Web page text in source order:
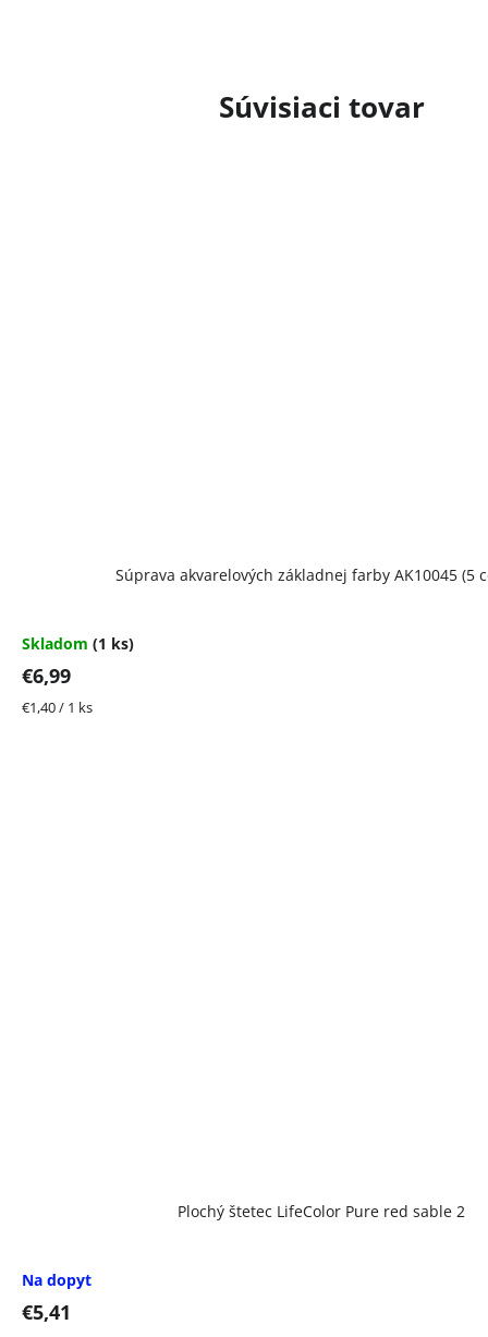
Súvisiaci tovar
Súprava akvarelových základnej farby AK10045 (5
Skladom (1 ks)
€6,99
Jednotková
€1,40 / 1 ks
Plochý štetec LifeColor Pure red sable 2
Na dopyt
€5,41